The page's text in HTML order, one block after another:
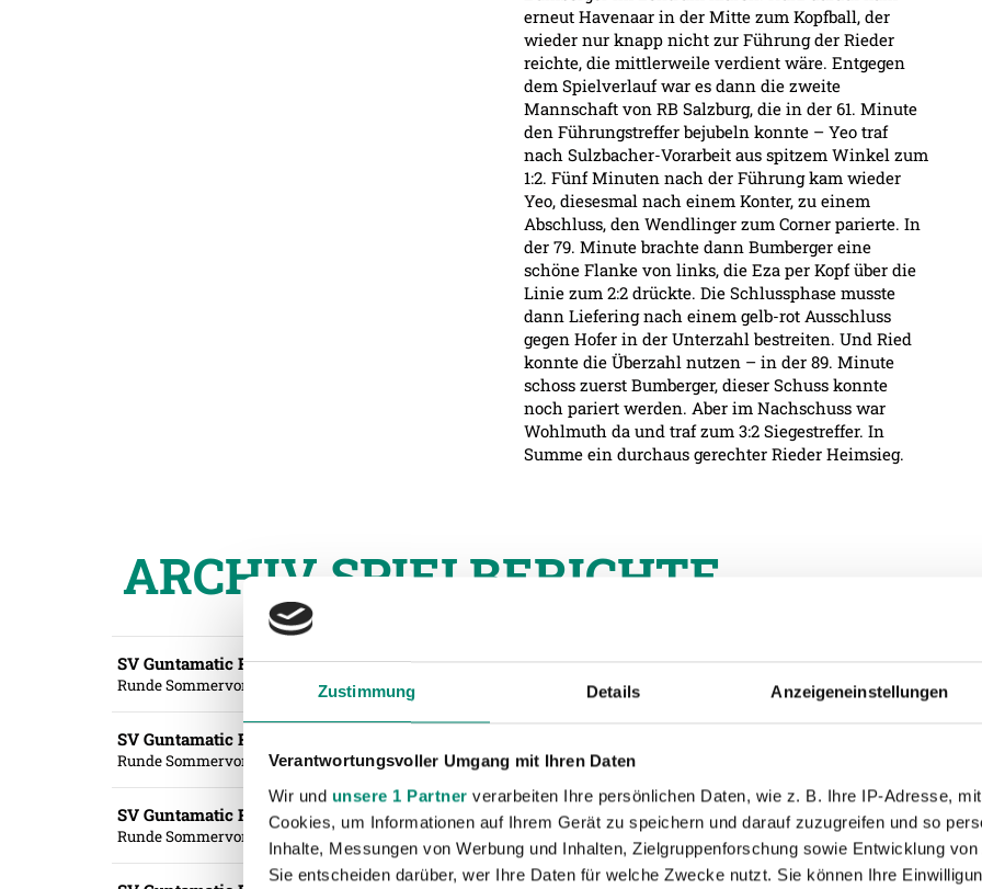
Zustimmung Details Anzeigeneinstellungen
Verantwortungsvoller Umgang mit Ihren Daten
Wir und unsere 1 Partner verarbeiten Ihre persönlichen Daten, wie z. B. Ihre IP-Adresse,
Cookies, um Informationen auf Ihrem Gerät zu speichern und darauf zuzugreifen und so
Inhalte, Messungen von Werbung und Inhalten, Zielgruppenforschung sowie Entwicklung
Sie entscheiden darüber, wer Ihre Daten für welche Zwecke nutzt. Sie können Ihre
erneut Havenaar in der Mitte zum Kopfball, der
wieder nur knapp nicht zur Führung der Rieder
reichte, die mittlerweile verdient wäre. Entgegen
dem Spielverlauf war es dann die zweite
Mannschaft von RB Salzburg, die in der 61. Minute
den Führungstreffer bejubeln konnte – Yeo traf
nach Sulzbacher-Vorarbeit aus spitzem Winkel zum
1:2. Fünf Minuten nach der Führung kam wieder
Yeo, diesesmal nach einem Konter, zu einem
Abschluss, den Wendlinger zum Corner parierte. In
der 79. Minute brachte dann Bumberger eine
schöne Flanke von links, die Eza per Kopf über die
Linie zum 2:2 drückte. Die Schlussphase musste
dann Liefering nach einem gelb-rot Ausschluss
gegen Hofer in der Unterzahl bestreiten. Und Ried
konnte die Überzahl nutzen – in der 89. Minute
schoss zuerst Bumberger, dieser Schuss konnte
noch pariert werden. Aber im Nachschuss war
Wohlmuth da und traf zum 3:2 Siegestreffer. In
Summe ein durchaus gerechter Rieder Heimsieg.
ARCHIV SPIELBERICHTE
SV Guntamatic Ried - TSV 1860 München
Runde Sommervorbereitung #1- 30.06.2023 17:00 Uhr
SV Guntamatic Ried - Dynamo Budweis
Runde Sommervorbereitung #2- 08.07.2023 17:00 Uhr- Peuerbach
SV Guntamatic Ried - Debreceni Vasutas SC
Runde Sommervorbereitung #3